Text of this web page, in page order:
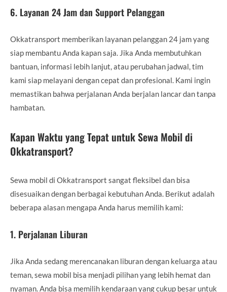
6. Layanan 24 Jam dan Support Pelanggan
Okkatransport memberikan layanan pelanggan 24 jam yang
siap membantu Anda kapan saja. Jika Anda membutuhkan
bantuan, informasi lebih lanjut, atau perubahan jadwal, tim
kami siap melayani dengan cepat dan profesional. Kami ingin
memastikan bahwa perjalanan Anda berjalan lancar dan tanpa
hambatan.
Kapan Waktu yang Tepat untuk Sewa Mobil di
Okkatransport?
Sewa mobil di Okkatransport sangat fleksibel dan bisa
disesuaikan dengan berbagai kebutuhan Anda. Berikut adalah
beberapa alasan mengapa Anda harus memilih kami:
1. Perjalanan Liburan
Jika Anda sedang merencanakan liburan dengan keluarga atau
teman, sewa mobil bisa menjadi pilihan yang lebih hemat dan
nyaman. Anda bisa memilih kendaraan yang cukup besar untuk